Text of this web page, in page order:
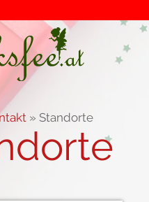
» Standorte